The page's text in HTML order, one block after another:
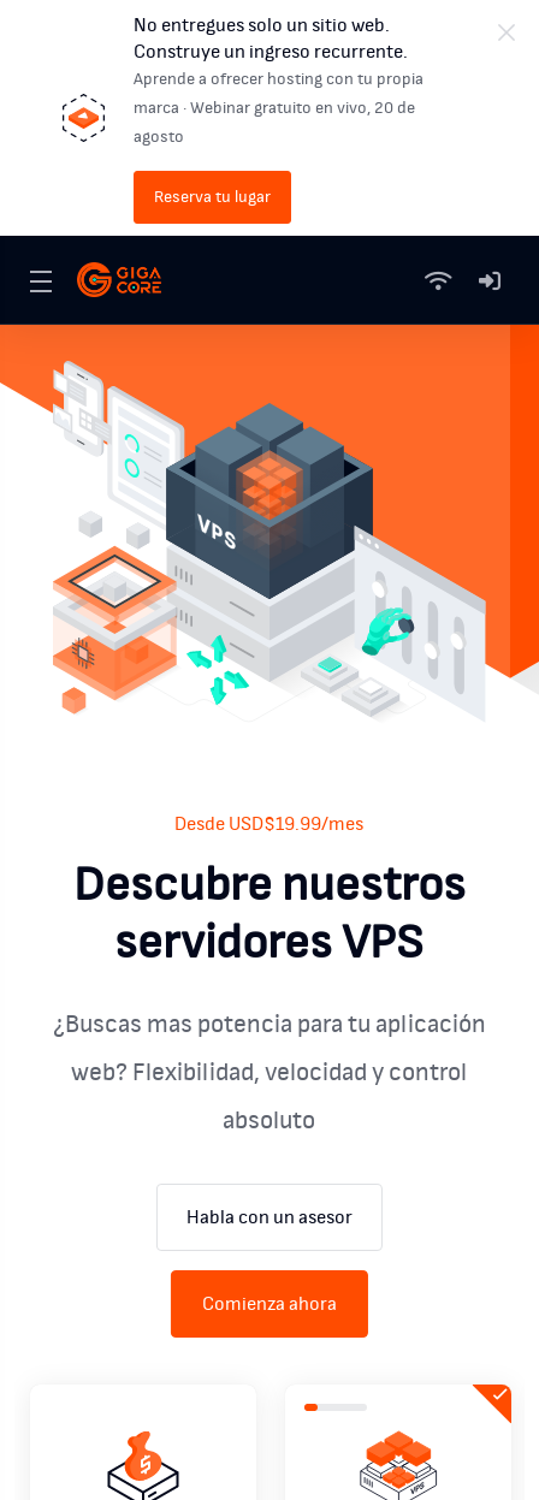
No entregues solo un sitio web.
Construye un ingreso recurrente.
Aprende a ofrecer hosting con tu propia
marca · Webinar gratuito en vivo, 20 de
agosto
Reserva tu lugar
Desde USD$19.99/mes
Descubre nuestros
servidores VPS
¿Buscas mas potencia para tu aplicación
web? Flexibilidad, velocidad y control
absoluto
Comienza ahora
Habla con un asesor